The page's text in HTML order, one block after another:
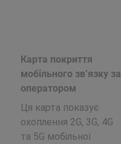
Карта покриття
мобільного зв’язку за
оператором
Ця карта показує
охоплення 2G, 3G, 4G
та 5G мобільної